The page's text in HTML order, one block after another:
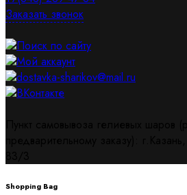
Заказать звонок
Поиск по сайту
Мой аккаунт
dostavka-sharikov@mail.ru
ВКонтакте
Shopping Bag